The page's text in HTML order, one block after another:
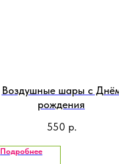
Воздушные шары с
рождения
550 р.
Подробнее